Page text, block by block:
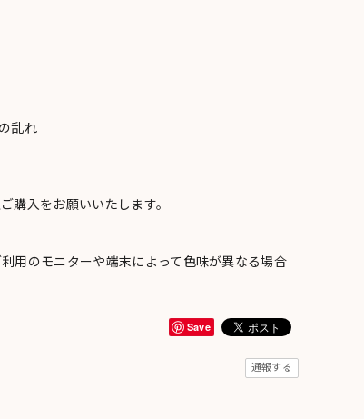
乱れ
購入をお願いいたします。
用のモニターや端末によって色味が異なる場合
Save
通報する